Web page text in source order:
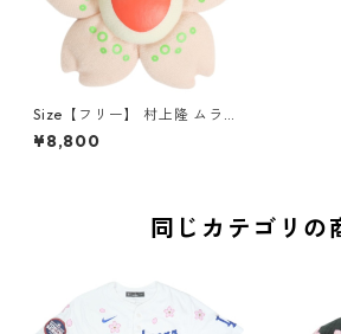
Size【フリー】 村上隆 ムラカ
ミタカシ SAKURA Key Chain
Pink フラワーキーホルダー ラ
¥8,800
同じカテゴリの